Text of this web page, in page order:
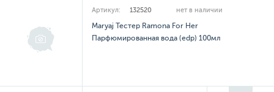
Артикул: 132520 нет в наличии
Maryaj Тестер Ramona For Her
Парфюмированная вода (edp) 100мл